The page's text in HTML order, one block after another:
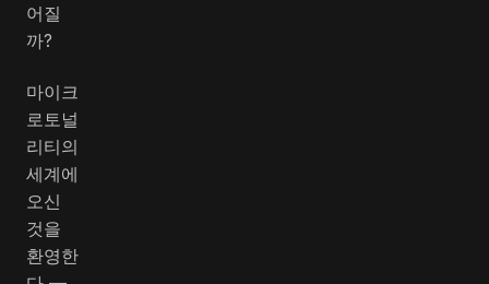
어질
까?
마이크
로토널
리티의
세계에
오신
것을
환영한